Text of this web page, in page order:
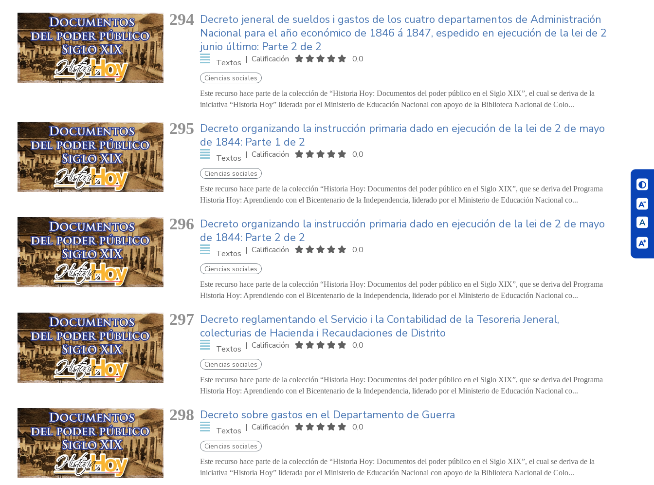
294 Decreto jeneral de sueldos i gastos de los cuatro departamentos de Administración
Nacional para el año económico de 1846 á 1847, espedido en ejecución de la lei de 2
junio último: Parte 2 de 2
Textos | Calificación 0,0
Ciencias sociales
Este recurso hace parte de la colección de “Historia Hoy: Documentos del poder público en el Siglo XIX”, el cual se deriva de la
iniciativa “Historia Hoy” liderada por el Ministerio de Educación Nacional con apoyo de la Biblioteca Nacional de Colo...
295 Decreto organizando la instrucción primaria dado en ejecución de la lei de 2 de mayo
de 1844: Parte 1 de 2
Textos | Calificación 0,0
Ciencias sociales
Este recurso hace parte de la colección “Historia Hoy: Documentos del poder público en el Siglo XIX”, que se deriva del Programa
Historia Hoy: Aprendiendo con el Bicentenario de la Independencia, liderado por el Ministerio de Educación Nacional co...
296 Decreto organizando la instrucción primaria dado en ejecución de la lei de 2 de mayo
de 1844: Parte 2 de 2
Textos | Calificación 0,0
Ciencias sociales
Este recurso hace parte de la colección “Historia Hoy: Documentos del poder público en el Siglo XIX”, que se deriva del Programa
Historia Hoy: Aprendiendo con el Bicentenario de la Independencia, liderado por el Ministerio de Educación Nacional co...
297 Decreto reglamentando el Servicio i la Contabilidad de la Tesoreria Jeneral,
colecturias de Hacienda i Recaudaciones de Distrito
Textos | Calificación 0,0
Ciencias sociales
Este recurso hace parte de la colección “Historia Hoy: Documentos del poder público en el Siglo XIX”, que se deriva del Programa
Historia Hoy: Aprendiendo con el Bicentenario de la Independencia, liderado por el Ministerio de Educación Nacional co...
298 Decreto sobre gastos en el Departamento de Guerra
Textos | Calificación 0,0
Ciencias sociales
Este recurso hace parte de la colección de “Historia Hoy: Documentos del poder público en el Siglo XIX”, el cual se deriva de la
iniciativa “Historia Hoy” liderada por el Ministerio de Educación Nacional con apoyo de la Biblioteca Nacional de Colo...